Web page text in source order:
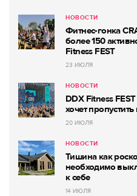
НОВОСТИ
Фитнес-гонка
более 150
Fitness FEST
23 ИЮЛЯ
НОВОСТИ
DDX Fitness
хочет
20 ИЮЛЯ
НОВОСТИ
Тишина как
необходимо
к себе
14 ИЮЛЯ